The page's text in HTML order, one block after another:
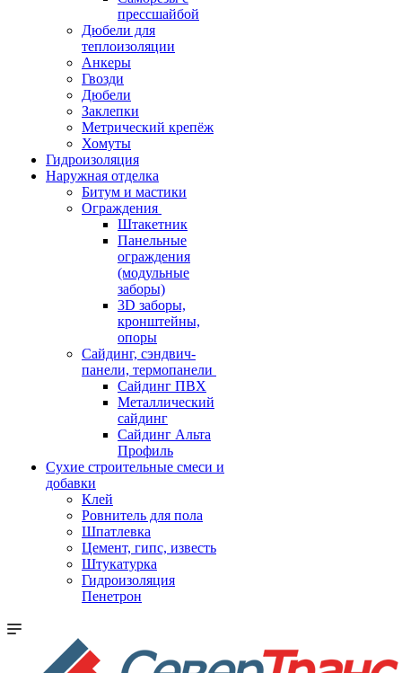
прессшайбой
Дюбели для
теплоизоляции
Анкеры
Гвозди
Дюбели
Заклепки
Метрический крепёж
Хомуты
Гидроизоляция
Наружная отделка
Битум и мастики
Ограждения
Штакетник
Панельные
ограждения
(модульные
заборы)
3D заборы,
кронштейны,
опоры
Cайдинг, сэндвич-
панели, термопанели
Сайдинг ПВХ
Металлический
сайдинг
Сайдинг Альта
Профиль
Сухие строительные смеси и
добавки
Клей
Ровнитель для пола
Шпатлевка
Цемент, гипс, известь
Штукатурка
Гидроизоляция
Пенетрон